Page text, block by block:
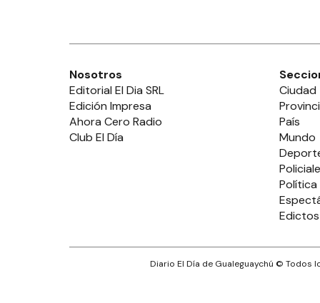
Nosotros
Editorial El Dia SRL
Edición Impresa
Ahora Cero Radio
Club El Día
Ciudad
País
Mundo
Política
Edictos
Diario El Día de Gualeguaychú © Todos